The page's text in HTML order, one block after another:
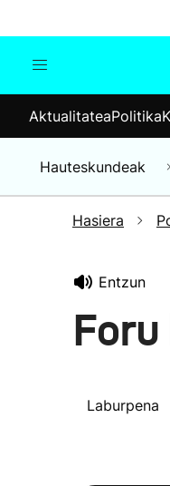
Munduko albisteak
AktualitateaPolitika
Hauteskundeak
Hasiera
Entzun
Laburpena